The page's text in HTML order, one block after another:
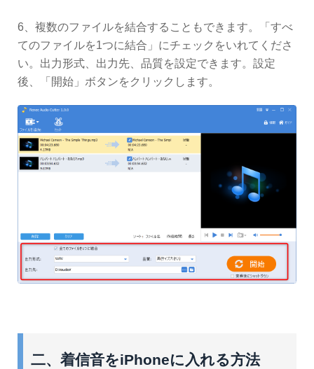
6、複数のファイルを結合することもできます。「すべ
てのファイルを1つに結合」にチェックをいれてくださ
い。出力形式、出力先、品質を設定できます。設定
後、「開始」ボタンをクリックします。
二、着信音をiPhoneに入れる方法